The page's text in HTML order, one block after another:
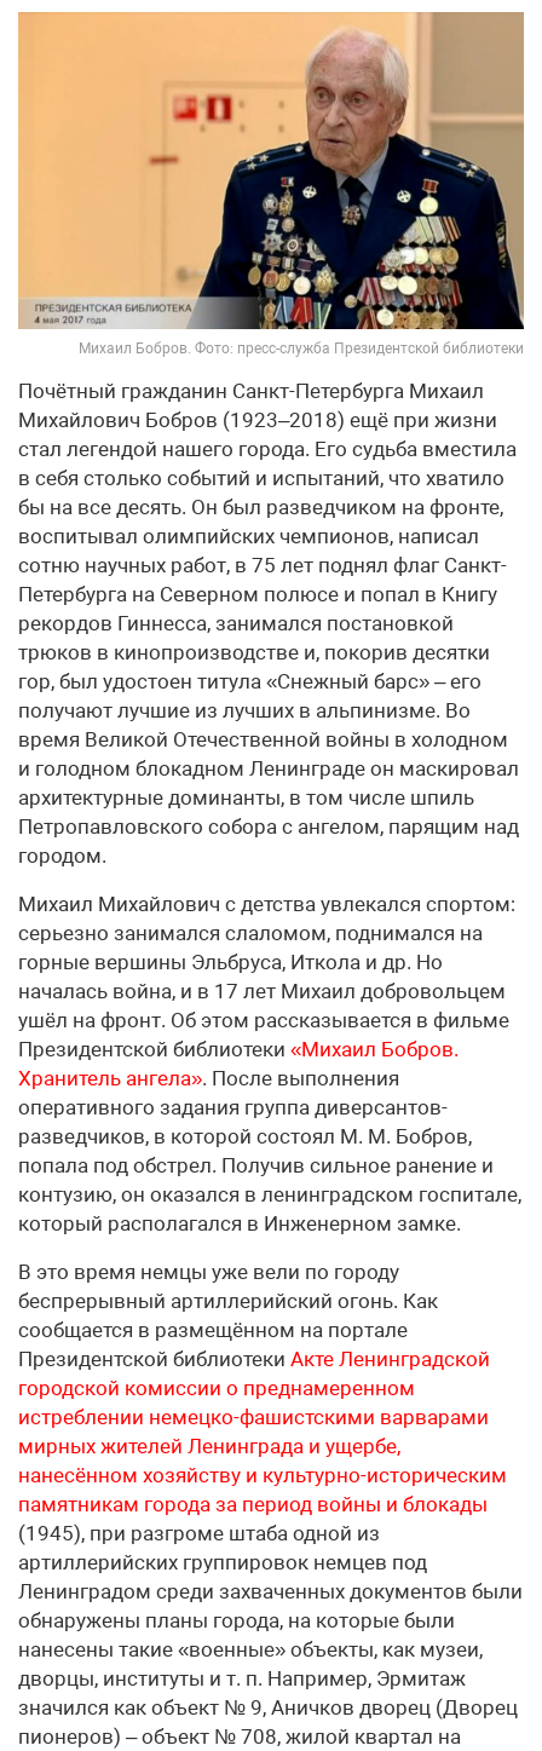
Михаил Бобров. Фото: пресс-служба Президентской библиотеки
Почётный гражданин Санкт-Петербурга Михаил
Михайлович Бобров (1923–2018) ещё при жизни
стал легендой нашего города. Его судьба вместила
в себя столько событий и испытаний, что хватило
бы на все десять. Он был разведчиком на фронте,
воспитывал олимпийских чемпионов, написал
сотню научных работ, в 75 лет поднял флаг Санкт-
Петербурга на Северном полюсе и попал в Книгу
рекордов Гиннесса, занимался постановкой
трюков в кинопроизводстве и, покорив десятки
гор, был удостоен титула «Снежный барс» – его
получают лучшие из лучших в альпинизме. Во
время Великой Отечественной войны в холодном
и голодном блокадном Ленинграде он маскировал
архитектурные доминанты, в том числе шпиль
Петропавловского собора с ангелом, парящим над
городом.
Михаил Михайлович с детства увлекался спортом:
серьезно занимался слаломом, поднимался на
горные вершины Эльбруса, Иткола и др. Но
началась война, и в 17 лет Михаил добровольцем
ушёл на фронт. Об этом рассказывается в фильме
Президентской библиотеки «Михаил Бобров.
Хранитель ангела». После выполнения
оперативного задания группа диверсантов-
разведчиков, в которой состоял М. М. Бобров,
попала под обстрел. Получив сильное ранение и
контузию, он оказался в ленинградском госпитале,
который располагался в Инженерном замке.
В это время немцы уже вели по городу
беспрерывный артиллерийский огонь. Как
сообщается в размещённом на портале
Президентской библиотеки Акте Ленинградской
городской комиссии о преднамеренном
истреблении немецко-фашистскими варварами
мирных жителей Ленинграда и ущербе,
нанесённом хозяйству и культурно-историческим
памятникам города за период войны и блокады
(1945), при разгроме штаба одной из
артиллерийских группировок немцев под
Ленинградом среди захваченных документов были
обнаружены планы города, на которые были
нанесены такие «военные» объекты, как музеи,
дворцы, институты и т. п. Например, Эрмитаж
значился как объект № 9, Аничков дворец (Дворец
пионеров) – объект № 708, жилой квартал на